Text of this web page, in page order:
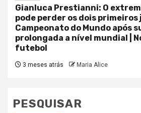
Gianluca Prestianni: O
pode perder os dois primeiros
Campeonato do Mundo após
prolongada a nível mundial |
futebol
3 meses atrás Maria Alice
PESQUISAR